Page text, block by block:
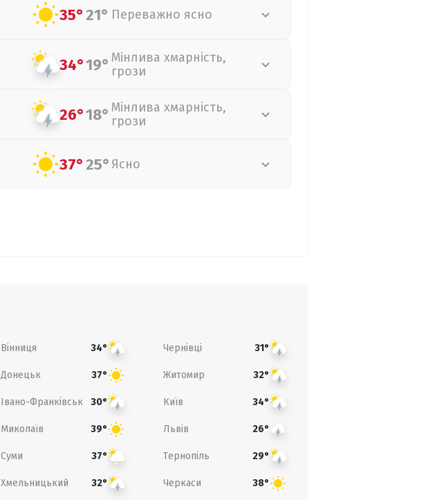
35°21° Переважно ясно
34°19° Мінлива хмарність,
грози
26°18° Мінлива хмарність,
грози
37°25° Ясно
Вінниця 34° Чернівці 31°
Донецьк 37° Житомир 32°
Івано-Франківськ 30° Київ 34°
Миколаїв 39° Львів 26°
Суми 37° Тернопіль 29°
Хмельницький 32° Черкаси 38°